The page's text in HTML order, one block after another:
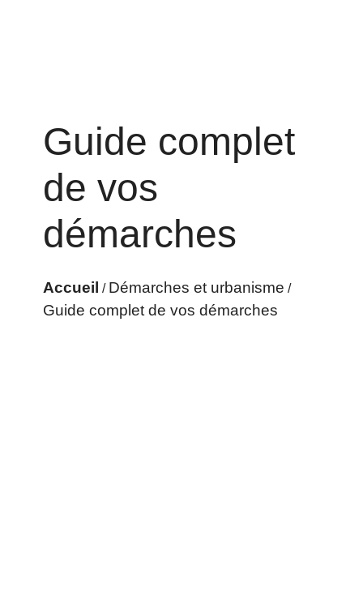
Guide complet
de vos
démarches
Accueil / Démarches et urbanisme /
Guide complet de vos démarches